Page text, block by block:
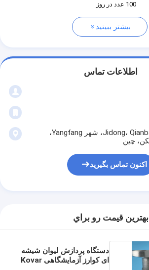
100 عدد در روز
بیشتر ببینید
اطلاعات تماس
پارک صنعتی Jidong، Qianbaihujian، شهر Yangfang،
اکنون تماس بگیرید
بهترين قيمت رو براي
دستگاه پردازش لیوان شیشه
ای کوارز آزمایشگاهی Kovar